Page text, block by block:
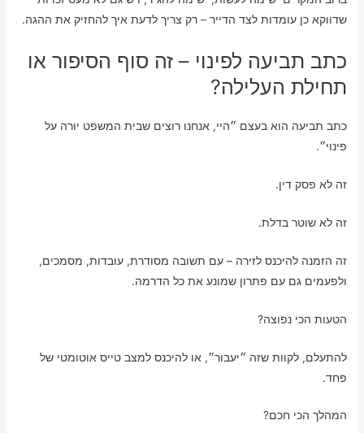
שדווקא כן עומדות לצד הדייר – רק צריך לדעת איך להחזיק את ההגה.
כתב תביעה לפינוי – זה סוף הסיפור או
תחילת העלילה?
כתב תביעה הוא בעצם ״היי, אנחנו רוצים שבית המשפט יורה על
פינוי״.
זה לא פסק דין.
זה לא שוטר בדלת.
זה הזמנה להיכנס לזירה – עם תשובה מסודרת, עובדות, מסמכים,
ולפעמים גם עם פתרון שמונע את כל הדרמה.
הטעות הכי נפוצה?
להתעלם, לקוות שזה ״יעבור״, או להיכנס למצב טייס אוטומטי של
פחד.
המהלך הכי חכם?